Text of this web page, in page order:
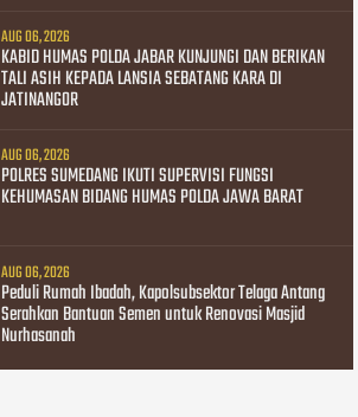
AUG 06, 2026
KABID HUMAS POLDA JABAR KUNJUNGI DAN BERIKAN
TALI ASIH KEPADA LANSIA SEBATANG KARA DI
JATINANGOR
AUG 06, 2026
POLRES SUMEDANG IKUTI SUPERVISI FUNGSI
KEHUMASAN BIDANG HUMAS POLDA JAWA BARAT
AUG 06, 2026
Peduli Rumah Ibadah, Kapolsubsektor Telaga Antang
Serahkan Bantuan Semen untuk Renovasi Masjid
Nurhasanah